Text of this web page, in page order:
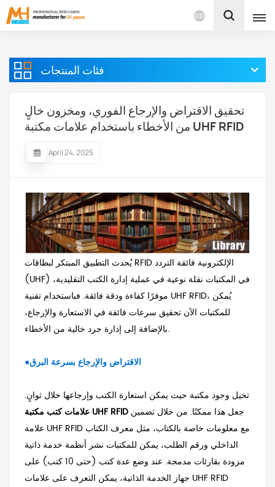
بالعربية
Français
Español
فئات المنتجات
تحقيق الاقتراض والإرجاع الفوري، ومخزون خالٍ
من الأخطاء باستخدام علامات مكتبة UHF RFID
April 24, 2025
يُحدث التطبيق المبتكر لبطاقات RFID الإلكترونية فائقة التردد
(UHF) في المكتبات نقلة نوعية في عملية إدارة الكتب التقليدية،
موفرًا كفاءة ودقة فائقة. فباستخدام تقنية UHF RFID، يُمكن
للمكتبات الآن تحقيق سرعات فائقة في الاستعارة والإرجاع،
بالإضافة إلى إدارة جرد خالية من الأخطاء.
●الاقتراض والإرجاع بسرعة البرق
تخيل وجود مكتبة حيث يمكن استعارة الكتب وإرجاعها خلال ثوانٍ.
علامات كتب مكتبة UHF RFID
علامة UHF RFID مع معلومات خاصة بالكتاب، مثل معرف الكتاب
الداخلي ورقم الطلب، يمكن للمكتبات نشر أنظمة خدمة ذاتية
مزودة بقارئات مدمجة. عند وضع عدة كتب (حتى 10 كتب) على
جهاز الخدمة الذاتية، يمكن التعرف على علامات UHF RFID